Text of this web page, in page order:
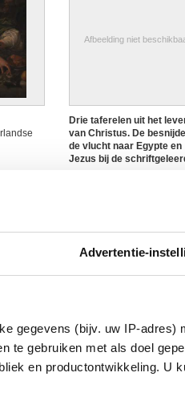
Advertentie-
gegevens (bijv. uw IP-adres)
te gebruiken met als doel
en productontwikkeling. U
Afbeelding niet
Drie taferelen uit het
van Christus. De
de vlucht naar Egypte en
Jezus bij de
Afbeelding niet
Een engel
Anoniem